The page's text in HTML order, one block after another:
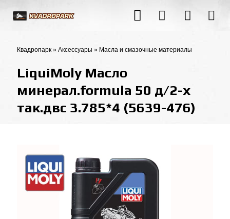
Квадропарк » Аксессуары » Масла и смазочные материалы
LiquiMoly Масло
минерал.formula 50 д/2-х
так.двс 3.785*4 (5639-476)